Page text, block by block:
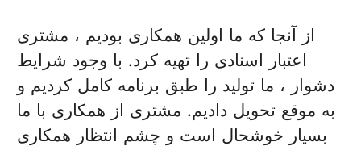
از آنجا که ما اولین همکاری بودیم ، مشتری
اعتبار اسنادی را تهیه کرد. با وجود شرایط
دشوار ، ما تولید را طبق برنامه کامل کردیم و
به موقع تحویل دادیم. مشتری از همکاری با ما
بسیار خوشحال است و چشم انتظار همکاری